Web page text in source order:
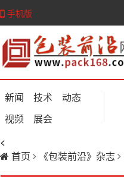
手机版
新闻 技术
动态
视频
展会
<
首页
《包装前沿》杂志